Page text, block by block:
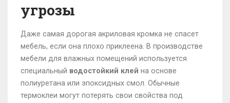
угрозы
Даже самая дорогая акриловая кромка не спасет
мебель, если она плохо приклеена. В производстве
мебели для влажных помещений используется
специальный водостойкий клей на основе
полиуретана или эпоксидных смол. Обычные
термоклеи могут потерять свои свойства под